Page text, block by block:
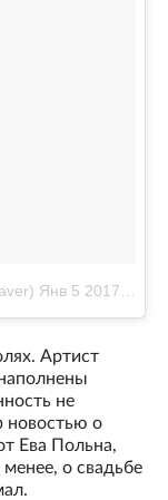
Янв 5 2017 в 4:17 PST
Артист
не
новостью о
Ева Польна,
менее, о свадьбе